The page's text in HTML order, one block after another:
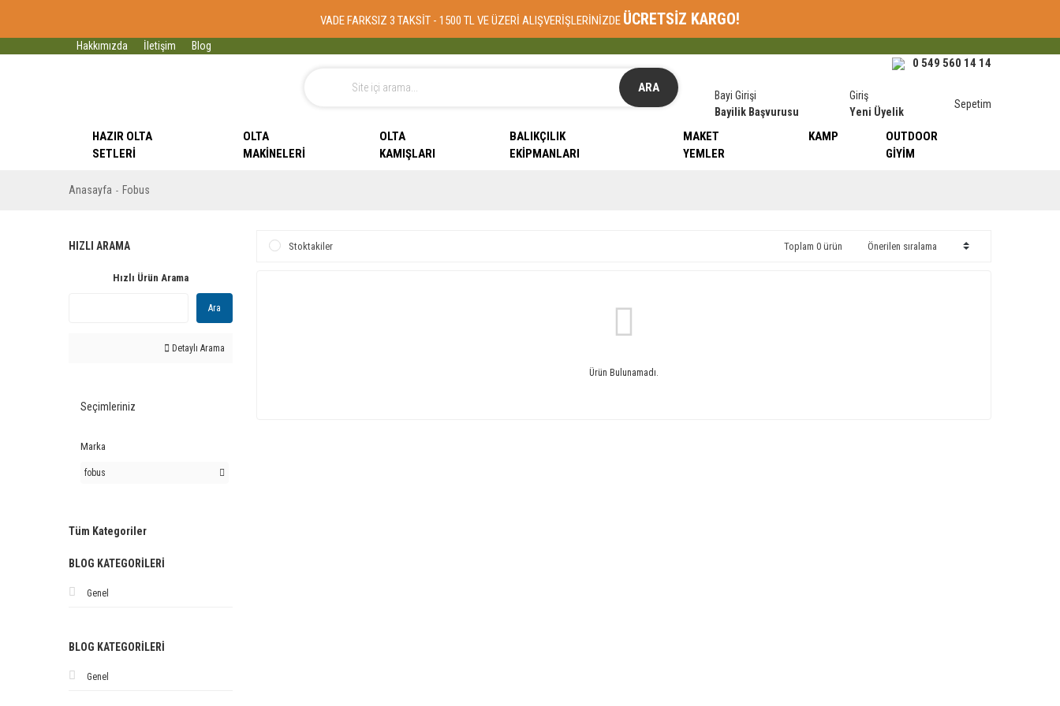
VADE FARKSIZ 3 TAKSİT - 1500 TL VE ÜZERİ ALIŞVERİŞLERİNİZDE ÜCRETSİZ KARGO!
Hakkımızda İletişim Blog
ARA
0 549 560 14 14
Bayi Girişi
Bayilik Başvurusu
Giriş
Yeni Üyelik
Sepetim
HAZIR OLTA
SETLERI
OLTA
MAKINELERI
OLTA
KAMIŞLARI
BALIKÇILIK
EKIPMANLARI
MAKET
YEMLER
KAMP
OUTDOOR
GIYIM
Anasayfa Fobus
HIZLI ARAMA
Hızlı Ürün Arama
Ara
Detaylı Arama
Seçimleriniz
Marka
fobus
Tüm Kategoriler
BLOG KATEGORILERI
Genel
BLOG KATEGORILERI
Genel
Stoktakiler Toplam 0 ürün
Ürün Bulunamadı.